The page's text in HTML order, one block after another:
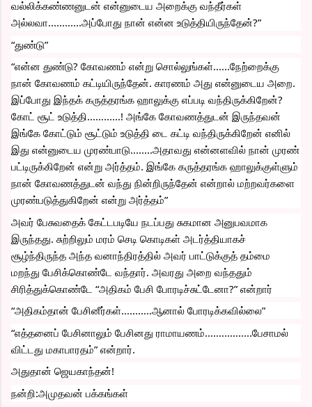
வல்லிக்கண்ணனுடன் என்னுடைய அறைக்கு வந்தீர்கள்
அல்லவா............அப்போது நான் என்ன உடுத்தியிருந்தேன்?”
“துண்டு”
“என்ன துண்டு? கோவணம் என்று சொல்லுங்கள்......நேற்றைக்கு
நான் கோவணம் கட்டியிருந்தேன். காரணம் அது என்னுடைய அறை.
இப்போது இந்தக் கருத்தரங்க ஹாலுக்கு எப்படி வந்திருக்கிறேன்?
கோட் சூட் உடுத்தி............! அங்கே கோவணத்துடன் இருந்தவன்
இங்கே கோட்டும் சூட்டும் உடுத்தி டை கட்டி வந்திருக்கிறேன் எனில்
இது என்னுடைய முரண்பாடு........அதாவது என்னளவில் நான் முரண்
பட்டிருக்கிறேன் என்று அர்த்தம். இங்கே கருத்தரங்க ஹாலுக்குள்ளும்
நான் கோவணத்துடன் வந்து நின்றிருந்தேன் என்றால் மற்றவர்களை
முரண்படுத்துகிறேன் என்று அர்த்தம்”
அவர் பேசுவதைக் கேட்டபடியே நடப்பது சுகமான அனுபவமாக
இருந்தது. சுற்றிலும் மரம் செடி கொடிகள் அடர்த்தியாகச்
சூழ்ந்திருந்த அந்த வனாந்திரத்தில் அவர் பாட்டுக்குத் தம்மை
மறந்து பேசிக்கொண்டே வந்தார். அவரது அறை வந்ததும்
சிரித்துக்கொண்டே “அதிகம் பேசி போரடிச்சுட்டேனா?” என்றார்
“அதிகம்தான் பேசினீர்கள்...........ஆனால் போரடிக்கவில்லை”
“எத்தனைப் பேசினாலும் பேசினது ராமாயணம்.................பேசாமல்
விட்டது மகாபாரதம்” என்றார்.
அதுதான் ஜெயகாந்தன்!
நன்றி:அமுதவன் பக்கங்கள்